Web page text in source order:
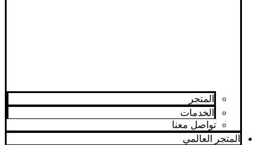
المتجر
الخدمات
تواصل معنا
المتجر العالمي